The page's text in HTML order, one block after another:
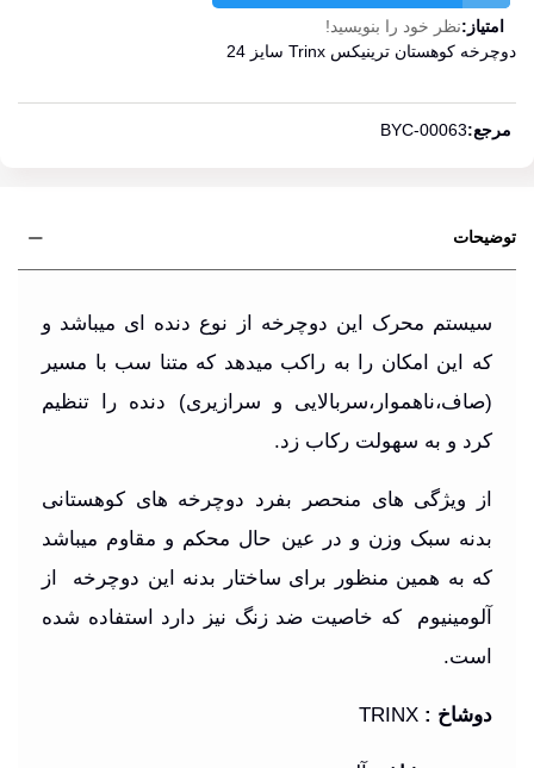
امتیاز:نظر خود را بنویسید!
دوچرخه کوهستان ترینیکس Trinx سایز 24
مرجع:BYC-00063
توضیحات
سیستم محرک این دوچرخه از نوع دنده ای میباشد و
که این امکان را به راکب میدهد که متنا سب با مسیر
(صاف،ناهموار،سربالایی و سرازیری) دنده را تنظیم
کرد و به سهولت رکاب زد.
از ویژگی های منحصر بفرد دوچرخه های کوهستانی
بدنه سبک وزن و در عین حال محکم و مقاوم میباشد
که به همین منظور برای ساختار بدنه این دوچرخه از
آلومینیوم که خاصیت ضد زنگ نیز دارد استفاده شده
است.
دوشاخ :
TRINX